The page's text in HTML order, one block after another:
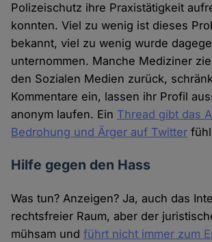
Polizeischutz ihre Praxistätigkeit
konnten. Viel zu wenig ist dieses
bekannt, viel zu wenig wurde
unternommen. Manche Mediziner
den Sozialen Medien zurück,
Kommentare ein, lassen ihr Profil
anonym laufen. Ein Thread gibt das
Bedrohung und Ärger auf Twitter
Hilfe gegen den Hass
Was tun? Anzeigen? Ja, auch das
rechtsfreier Raum, aber der
mühsam undführt nicht immer zum